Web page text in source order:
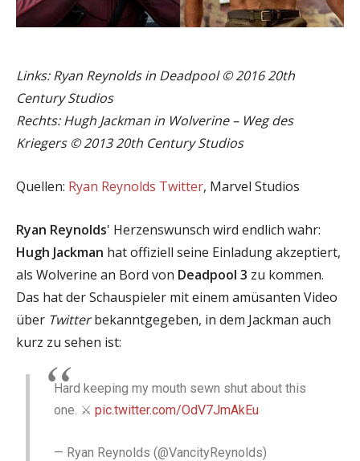
Links: Ryan Reynolds in Deadpool © 2016 20th
Century Studios
Rechts: Hugh Jackman in Wolverine – Weg des
Kriegers © 2013 20th Century Studios
Quellen: Ryan Reynolds Twitter, Marvel Studios
Ryan Reynolds' Herzenswunsch wird endlich wahr:
Hugh Jackman hat offiziell seine Einladung akzeptiert,
als Wolverine an Bord von Deadpool 3 zu kommen.
Das hat der Schauspieler mit einem amüsanten Video
über Twitterbekanntgegeben, in dem Jackman auch
kurz zu sehen ist:
Hard keeping my mouth sewn shut about this
one. ⚔️pic.twitter.com/OdV7JmAkEu
— Ryan Reynolds (@VancityReynolds)